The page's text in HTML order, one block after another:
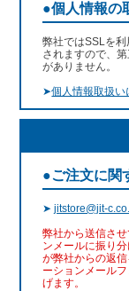
●個人情報の
弊社ではSSLを
されますので、
がありません。
➤個人情報取扱い
●ご注文に関
➤jitstore@jit-
弊社から送信さ
ンメールに振り
が弊社からの返
ーションメール
げます。